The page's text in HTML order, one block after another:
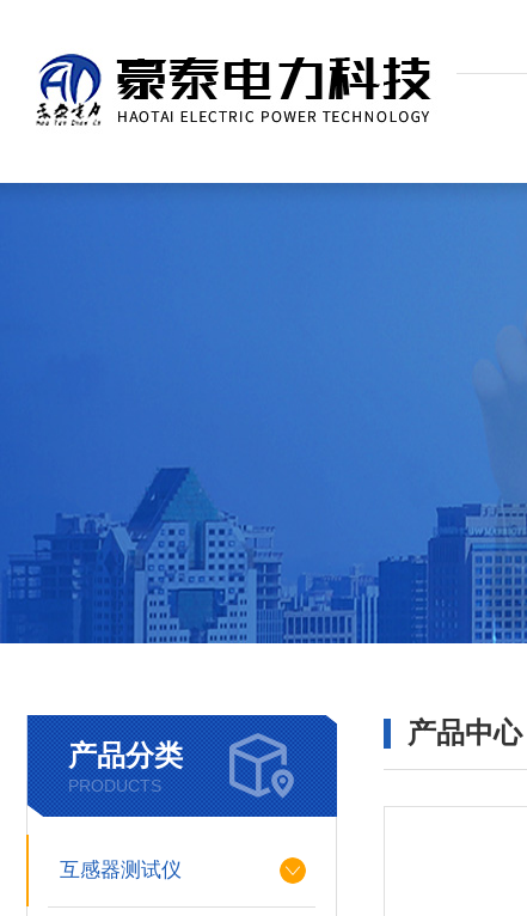
产品分类
PRODUCTS
互感器测试仪
产品中心